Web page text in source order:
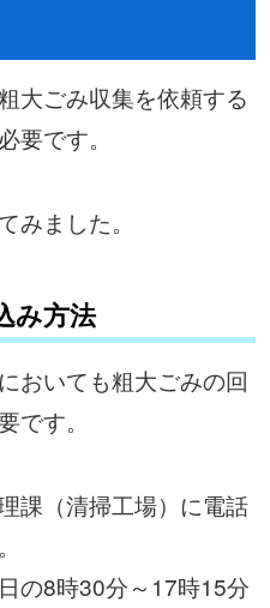
大ごみ収集を依頼する
要です。
みました。
み方法
おいても粗大ごみの回
です。
課（清掃工場）に電話
の8時30分～17時15分